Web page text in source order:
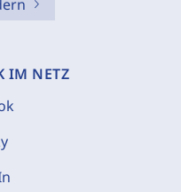
IM NETZ